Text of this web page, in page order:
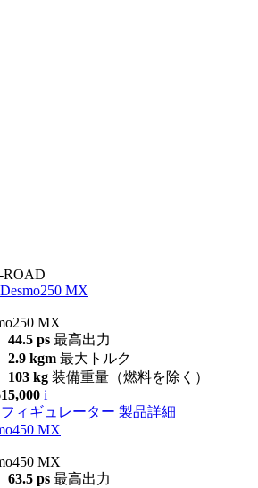
ROAD
Desmo250 MX
MX
44.5 ps 最高出力
2.9 kgm 最大トルク
103 kg 装備重量（燃料を除く）
i
ィギュレーター 製品詳細
MX
MX
63.5 ps 最高出力